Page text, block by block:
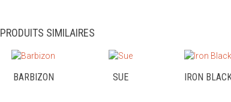
PRODUITS SIMILAIRES
BARBIZON SUE IRON